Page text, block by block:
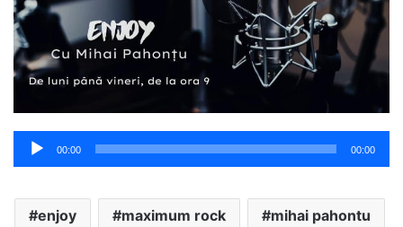
Player
audio
00:00 00:00
enjoy maximum rock mihai pahontu